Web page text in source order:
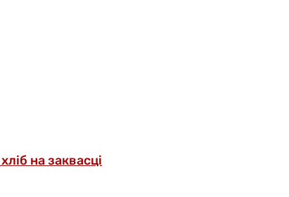
на заквасці